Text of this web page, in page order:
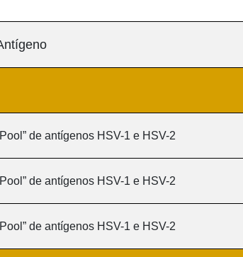
de antígenos HSV-1 e HSV-2
de antígenos HSV-1 e HSV-2
de antígenos HSV-1 e HSV-2